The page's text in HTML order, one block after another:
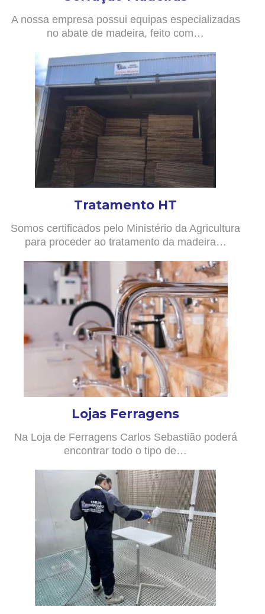
A nossa empresa possui equipas especializadas
no abate de madeira, feito com…
Tratamento HT
Somos certificados pelo Ministério da Agricultura
para proceder ao tratamento da madeira…
Lojas Ferragens
Na Loja de Ferragens Carlos Sebastião poderá
encontrar todo o tipo de…